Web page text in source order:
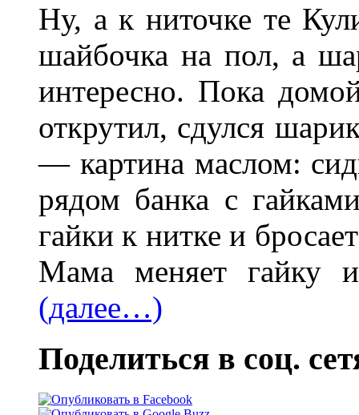
Ну, а к ниточке те
шайбочка на пол, а
интересно. Пока
открутил, сдулся
— картина маслом:
рядом банка с
гайки к нитке и
Мама меняет гайку
(далее…)
Поделиться в соц.